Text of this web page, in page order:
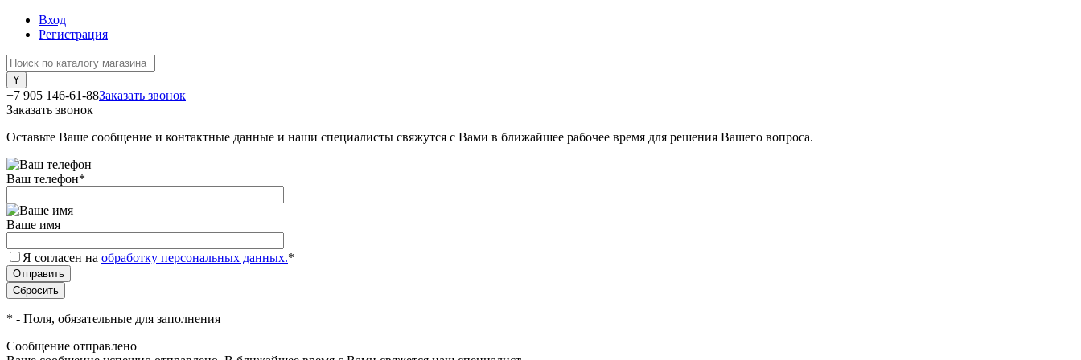
Вход
Регистрация
+7 905 146-61-88Заказать звонок
Заказать звонок
Оставьте Ваше сообщение и контактные данные и наши специалисты свяжутся с Вами в ближайшее рабочее время для решения Вашего вопроса.
Ваш телефон*
Ваше имя
Я согласен на обработку персональных данных.*
* - Поля, обязательные для заполнения
Сообщение отправлено